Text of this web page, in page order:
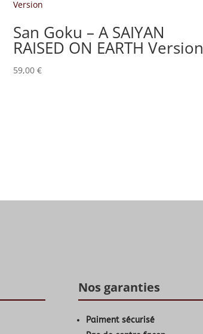
San Goku – A SAIYAN
RAISED ON EARTH Version
59,00€
Nos garanties
Paiment sécurisé